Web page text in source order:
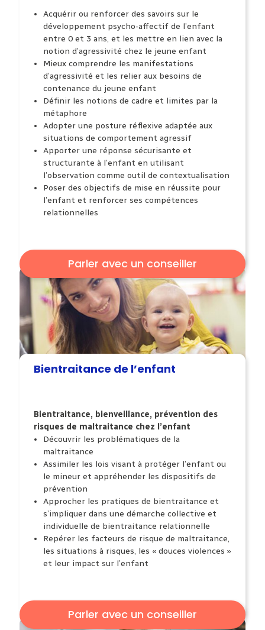
Acquérir ou renforcer des savoirs sur le
développement psycho-affectif de l’enfant
entre 0 et 3 ans, et les mettre en lien avec la
notion d’agressivité chez le jeune enfant
Mieux comprendre les manifestations
d’agressivité et les relier aux besoins de
contenance du jeune enfant
Définir les notions de cadre et limites par la
métaphore
Adopter une posture réflexive adaptée aux
situations de comportement agressif
Apporter une réponse sécurisante et
structurante à l’enfant en utilisant
l’observation comme outil de contextualisation
Poser des objectifs de mise en réussite pour
l’enfant et renforcer ses compétences
relationnelles
Parler avec un conseiller
Bientraitance de l’enfant
Bientraitance, bienveillance, prévention des
risques de maltraitance chez l’enfant
Découvrir les problématiques de la
maltraitance
Assimiler les lois visant à protéger l’enfant ou
le mineur et appréhender les dispositifs de
prévention
Approcher les pratiques de bientraitance et
s’impliquer dans une démarche collective et
individuelle de bientraitance relationnelle
Repérer les facteurs de risque de maltraitance,
les situations à risques, les « douces violences »
et leur impact sur l’enfant
Parler avec un conseiller